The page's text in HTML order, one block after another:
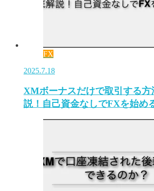
FX
2025.7.18
XMボーナスだけで取引する方
説！自己資金なしでFXを始め